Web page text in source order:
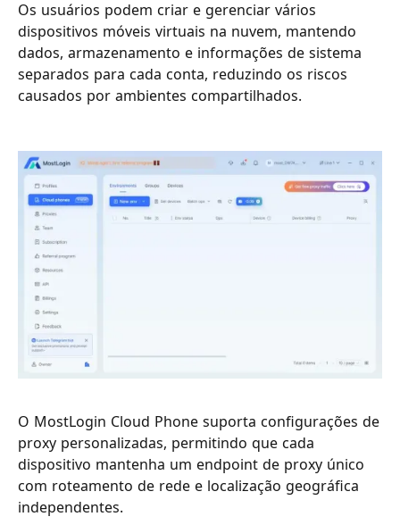
Os usuários podem criar e gerenciar vários
dispositivos móveis virtuais na nuvem, mantendo
dados, armazenamento e informações de sistema
separados para cada conta, reduzindo os riscos
causados por ambientes compartilhados.
O MostLogin Cloud Phone suporta configurações de
proxy personalizadas, permitindo que cada
dispositivo mantenha um endpoint de proxy único
com roteamento de rede e localização geográfica
independentes.